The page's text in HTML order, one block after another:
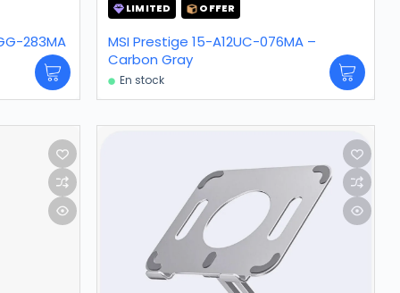
283MA
LIMITED OFFER
MSI Prestige 15-A12UC-076MA –
Carbon Gray
En stock